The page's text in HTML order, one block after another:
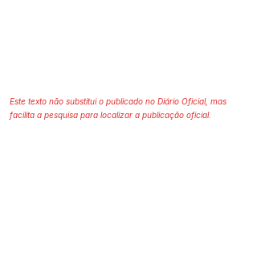
Este texto não substitui o publicado no Diário Oficial, mas
facilita a pesquisa para localizar a publicação oficial.